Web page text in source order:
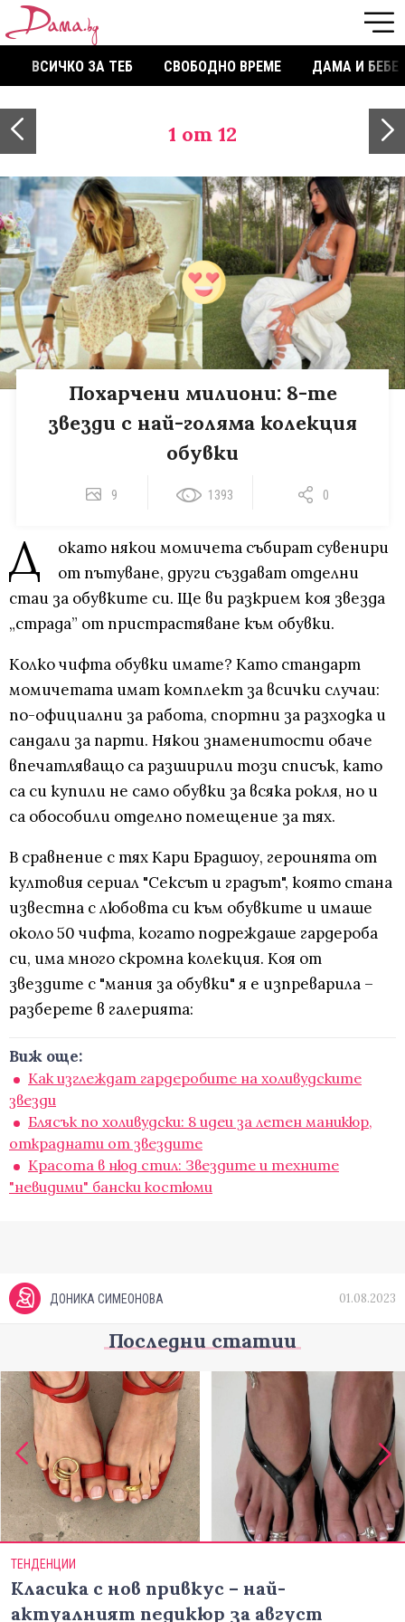
ВСИЧКО ЗА ТЕБ СВОБОДНО ВРЕМЕ ДАМА И БЕБЕ
1 от 12
Похарчени милиони: 8-те
звезди с най-голяма колекция
обувки
9 1393 0
Д
окато някои момичета събират сувенири
от пътуване, други създават отделни
стаи за обувките си. Ще ви разкрием коя звезда
„страда” от пристрастяване към обувки.
Колко чифта обувки имате? Като стандарт
момичетата имат комплект за всички случаи:
по-официални за работа, спортни за разходка и
сандали за парти. Някои знаменитости обаче
впечатляващо са разширили този списък, като
са си купили не само обувки за всяка рокля, но и
са обособили отделно помещение за тях.
В сравнение с тях Кари Брадшоу, героинята от
култовия сериал "Сексът и градът", която стана
известна с любовта си към обувките и имаше
около 50 чифта, когато подреждаше гардероба
си, има много скромна колекция. Коя от
звездите с "мания за обувки" я е изпреварила –
разберете в галерията:
Виж още:
Как изглеждат гардеробите на холивудските
звезди
Блясък по холивудски: 8 идеи за летен маникюр,
откраднати от звездите
Красота в нюд стил: Звездите и техните
"невидими" бански костюми
ДОНИКА СИМЕОНОВА 01.08.2023
Последни статии
ТЕНДЕНЦИИ
Класика с нов привкус – най-
актуалният педикюр за август